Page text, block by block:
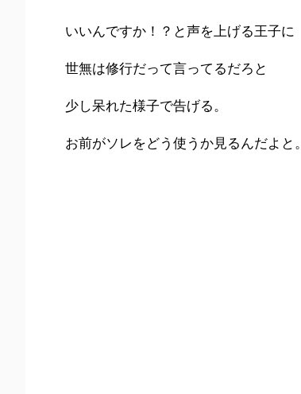
いいんですか！？と声を上げる王子に
世無は修行だって言ってるだろと
少し呆れた様子で告げる。
お前がソレをどう使うか見るんだよと。